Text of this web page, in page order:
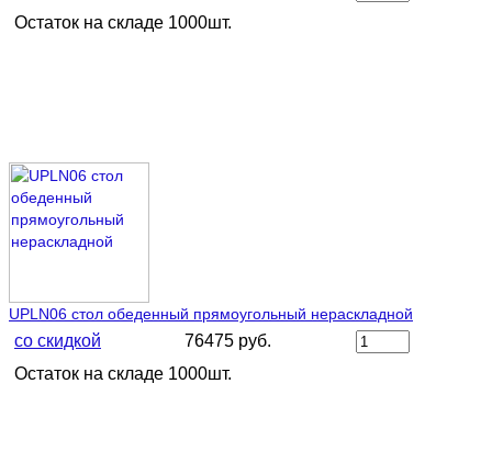
Остаток на складе 1000шт.
UPLN06 стол обеденный прямоугольный нераскладной
со скидкой
76475 руб.
Остаток на складе 1000шт.